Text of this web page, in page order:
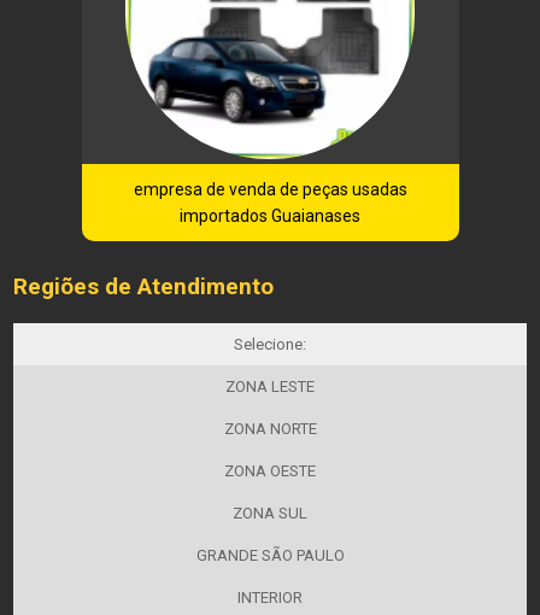
empresa de venda de peças usadas
importados Guaianases
Regiões de Atendimento
Selecione:
ZONA LESTE
ZONA NORTE
ZONA OESTE
ZONA SUL
GRANDE SÃO PAULO
INTERIOR